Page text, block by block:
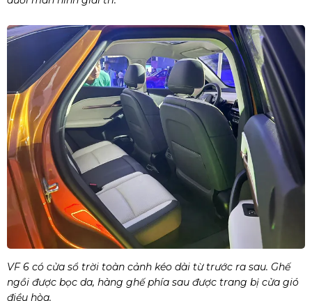
VF 6 có cửa sổ trời toàn cảnh kéo dài từ trước ra sau. Ghế
ngồi được bọc da, hàng ghế phía sau được trang bị cửa gió
điều hòa.